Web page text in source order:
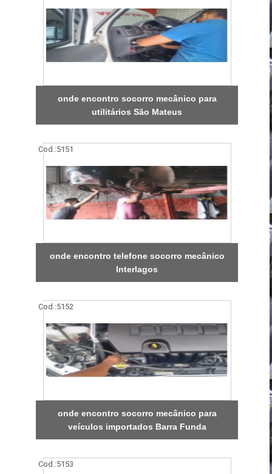
onde encontro socorro mecânico para
utilitários São Mateus
Cod.:5151
onde encontro telefone socorro mecânico
Interlagos
Cod.:5152
onde encontro socorro mecânico para
veículos importados Barra Funda
Cod.:5153